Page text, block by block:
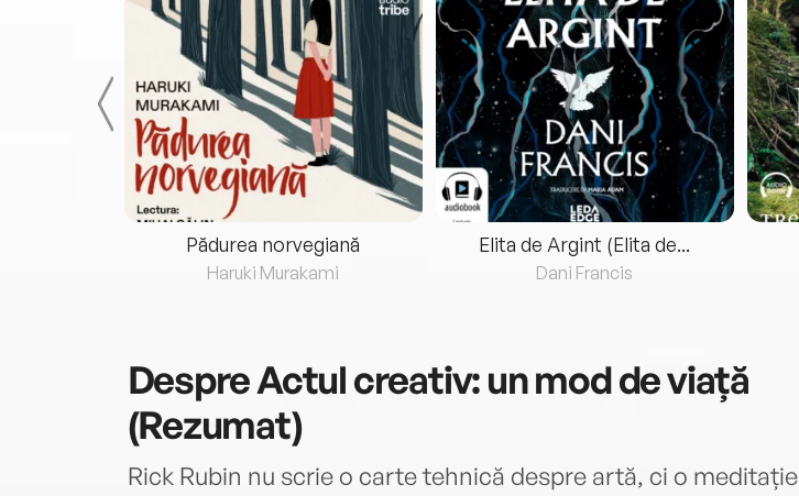
Pădurea norvegiană
Haruki Murakami
Elita de Argint (Elita de...
Dani Francis
DespreActul creativ: un mod de viață
(Rezumat)
Rick Rubin nu scrie o carte tehnică despre artă, ci o meditație